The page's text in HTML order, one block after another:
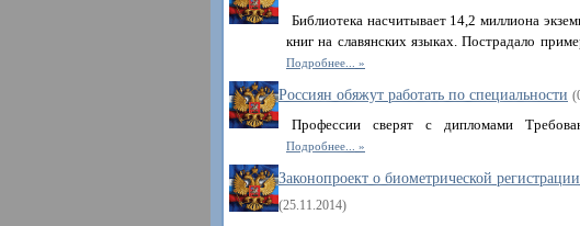
Библиотека насчитывает 14,2 миллиона
книг на славянских языках. Пострадало
Подробнее...
Россиян обяжут работать по специальности
Профессии сверят с дипломами
Подробнее...
Законопроект о биометрической
(25.11.2014)